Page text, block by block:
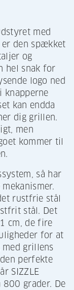
med
den spækket
og
hel snak for
logo ned
knapperne
kan endda
dig grillen.
men
kommer til
så har
rustfrie stål
stål. Det
cm, de fire
for at
grillens
perfekte
SIZZLE
800 grader. De